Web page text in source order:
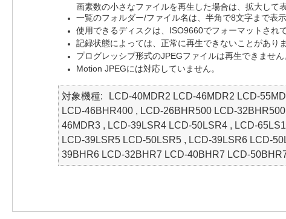
画素数の小さなファイルを再生した場合は、拡大して
一覧のフォルダー/ファイル名は、半角で8文字まで表示
使用できるディスクは、ISO9660でフォーマットされ
記録状態によっては、正常に再生できないことがありま
プログレッシブ形式のJPEGファイルは再生できません
Motion JPEGには対応していません。
対象機種
LCD-40MDR2 LCD-46MDR2 LCD-
LCD-46BHR400 , LCD-26BHR500 LCD-
46MDR3 , LCD-39LSR4 LCD-50LSR4 , LCD-
LCD-39LSR5 LCD-50LSR5 , LCD-39LSR6 LCD-
39BHR6 LCD-32BHR7 LCD-40BHR7 LCD-